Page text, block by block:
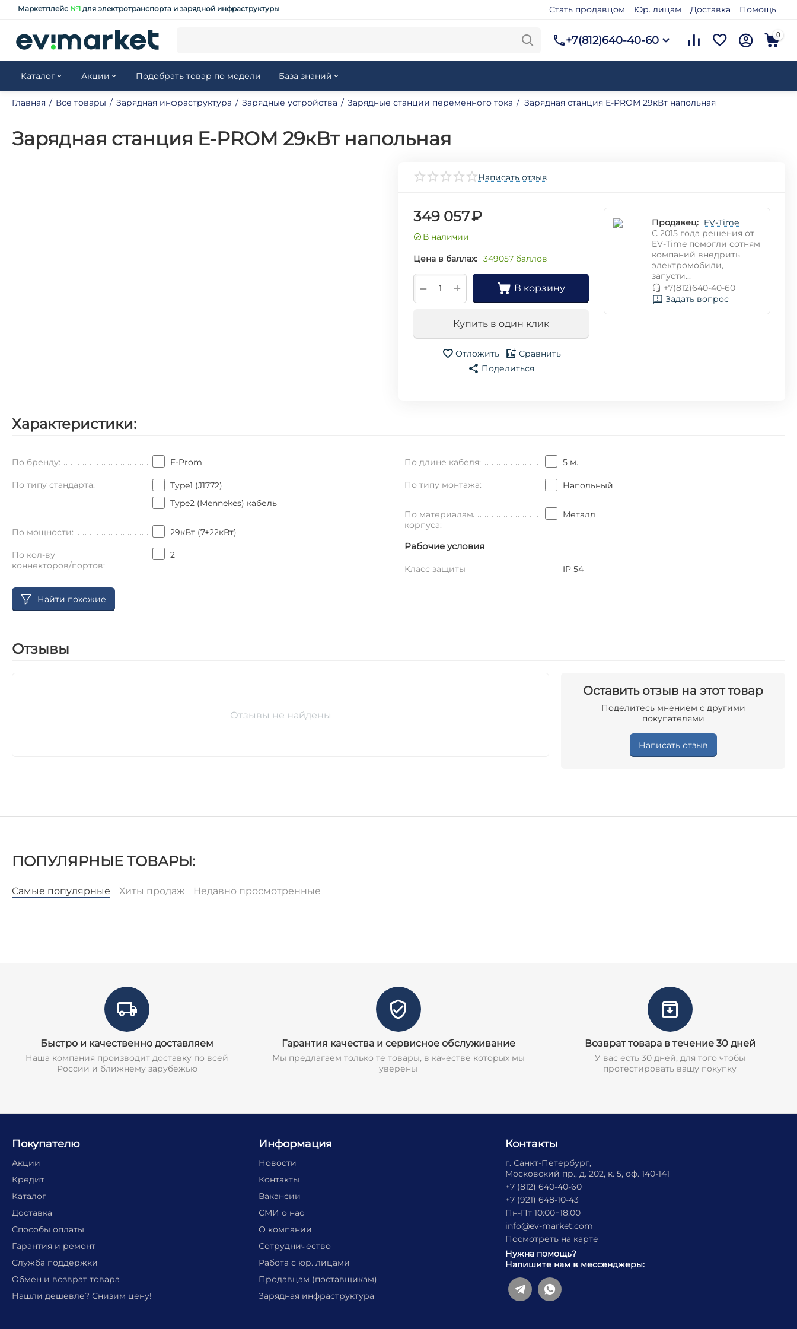
Маркетплейс №1 для электротранспорта и зарядной инфраструктуры Стать продавцом Юр. лицам Доставка Помощь
+7(812)640-40-60 0
Каталог Акции Подобрать товар по модели База знаний
Главная / Все товары / Зарядная инфраструктура / Зарядные устройства / Зарядные станции переменного тока / Зарядная станция E-PROM 29кВт напольная
Зарядная станция E-PROM 29кВт напольная
Написать отзыв
349 057₽
В наличии
Цена в баллах: 349057 баллов
+
− В корзину
Купить в один клик
Отложить
Сравнить
Поделиться
Продавец: EV-Time
С 2015 года решения от
EV-Time помогли сотням
компаний внедрить
электромобили,
запусти...
+7(812)640-40-60
Задать вопрос
Характеристики:
По бренду: E-Prom
По типу стандарта:
Type1 (J1772)
Type2 (Mennekes) кабель
По мощности: 29кВт (7+22кВт)
По кол-ву
коннекторов/портов:
2
По длине кабеля: 5 м.
По типу монтажа: Напольный
По материалам
корпуса:
Металл
Рабочие условия
Класс защиты IP 54
Найти похожие
Отзывы
Отзывы не найдены
Оставить отзыв на этот товар
Поделитесь мнением с другими
покупателями
Написать отзыв
ПОПУЛЯРНЫЕ ТОВАРЫ:
Самые популярные Хиты продаж Недавно просмотренные
Быстро и качественно доставляем
Наша компания производит доставку по всей
России и ближнему зарубежью
Гарантия качества и сервисное обслуживание
Мы предлагаем только те товары, в качестве которых мы
уверены
Возврат товара в течение 30 дней
У вас есть 30 дней, для того чтобы
протестировать вашу покупку
Покупателю
Акции
Кредит
Каталог
Доставка
Способы оплаты
Гарантия и ремонт
Служба поддержки
Обмен и возврат товара
Нашли дешевле? Снизим цену!
Информация
Новости
Контакты
Вакансии
СМИ о нас
О компании
Сотрудничество
Работа с юр. лицами
Продавцам (поставщикам)
Зарядная инфраструктура
Контакты
г. Санкт-Петербург,
Московский пр., д. 202, к. 5, оф. 140-141
+7 (812) 640-40-60
+7 (921) 648-10-43
Пн-Пт 10:00−18:00
info@ev-market.com
Посмотреть на карте
Нужна помощь?
Напишите нам в мессенджеры: